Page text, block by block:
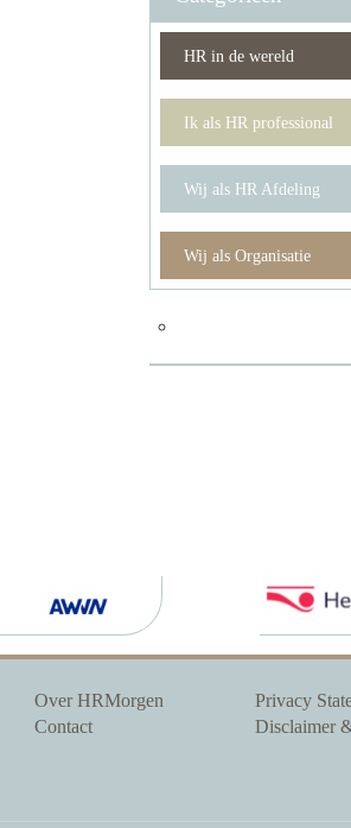
HR in de wereld
Ik als HR professional
Wij als HR Afdeling
Wij als Organisatie
Over HRMorgen
Contact
Privacy
Disclaimer